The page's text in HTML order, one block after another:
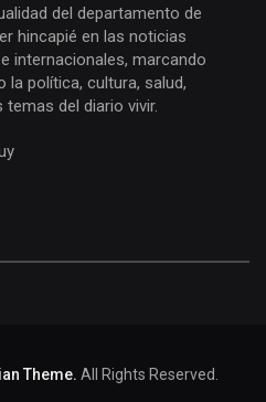
del departamento de
hincapié en las noticias
internacionales, marcando
política, cultura, salud,
del diario vivir.
Theme. All Rights Reserved.